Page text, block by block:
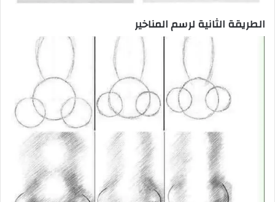
الطريقة الثانية لرسم المناخير